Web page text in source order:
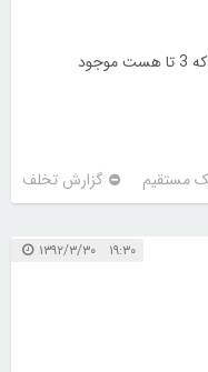
عزیزم کد 1004 اون استیکر صورتی ها رو که 3 تا هست موجود
مستقیم گزارش تخلف
۱۹:۳۰ ۱۳۹۲/۳/۳۰